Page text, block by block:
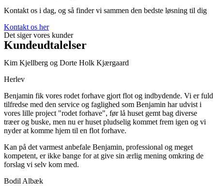
Kontakt os i dag, og så finder vi sammen den bedste løsning til dig
Kontakt os her
Det siger vores kunder
Kundeudtalelser
Kim Kjellberg og Dorte Holk Kjærgaard
Herlev
Benjamin fik vores rodet forhave gjort flot og indbydende. Vi er fuld
tilfredse med den service og faglighed som Benjamin har udvist i
vores lille project "rodet forhave", før lå huset gemt bag diverse
træer og buske, men nu er huset pludselig kommet frem igen og vi
nyder at komme hjem til en flot forhave.
Kan på det varmest anbefale Benjamin, professional og meget
kompetent, er ikke bange for at give sin ærlig mening omkring de
forslag vi selv kom med.
Bodil Albæk